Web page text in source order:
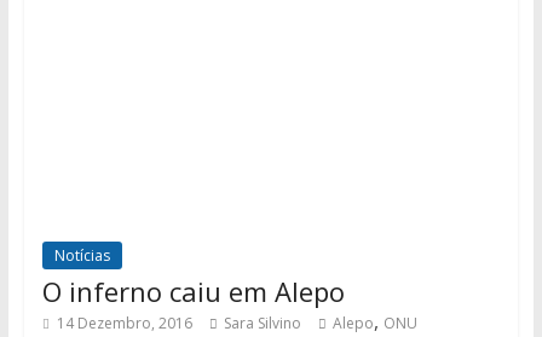
Notícias
O inferno caiu em Alepo
14 Dezembro, 2016 Sara Silvino Alepo, ONU